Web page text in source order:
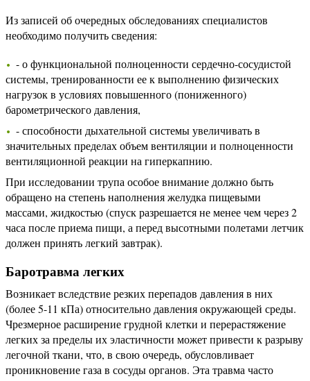
Из записей об очередных обследованиях специалистов
необходимо получить сведения:
- о функциональной полноценности сердечно-сосудистой
системы, тренированности ее к выполнению физических
нагрузок в условиях повышенного (пониженного)
барометрического давления,
- способности дыхательной системы увеличивать в
значительных пределах объем вентиляции и полноценности
вентиляционной реакции на гиперкапнию.
При исследовании трупа особое внимание должно быть
обращено на степень наполнения желудка пищевыми
массами, жидкостью (спуск разрешается не менее чем через 2
часа после приема пищи, а перед высотными полетами летчик
должен принять легкий завтрак).
Баротравма легких
Возникает вследствие резких перепадов давления в них
(более 5-11 кПа) относительно давления окружающей среды.
Чрезмерное расширение грудной клетки и перерастяжение
легких за пределы их эластичности может привести к разрыву
легочной ткани, что, в свою очередь, обусловливает
проникновение газа в сосуды органов. Эта травма часто